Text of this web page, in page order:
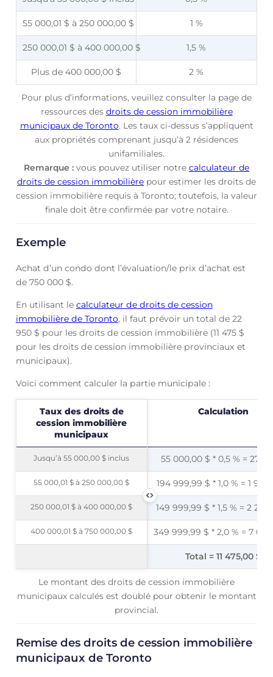
55 000,01 $ à 250 000,00 $ 1 %
250 000,01 $ à 400 000,00 $ 1,5 %
Plus de 400 000,00 $ 2 %
Pour plus d’informations, veuillez consulter la page de
ressources des droits de cession immobilière
municipaux de Toronto. Les taux ci-dessus s’appliquent
aux propriétés comprenant jusqu’à 2 résidences
unifamiliales.
Remarque : vous pouvez utiliser notre calculateur de
droits de cession immobilière pour estimer les droits de
cession immobilière requis à Toronto; toutefois, la valeur
finale doit être confirmée par votre notaire.
Exemple
Achat d’un condo dont l’évaluation/le prix d’achat est
de 750 000 $.
En utilisant le calculateur de droits de cession
immobilière de Toronto, il faut prévoir un total de 22
950 $ pour les droits de cession immobilière (11 475 $
pour les droits de cession immobilière provinciaux et
municipaux).
Voici comment calculer la partie municipale :
Taux des droits de
cession immobilière
municipaux
Calculation
Jusqu’à 55 000,00 $ inclus 55 000,00 $ * 0,5 % =
55 000,01 $ à 250 000,00 $ 194 999,99 $ * 1,0 % = 1
250 000,01 $ à 400 000,00 $ 149 999,99 $ * 1,5 % = 2
400 000,01 $ à 750 000,00 $ 349 999,99 $ * 2,0 % = 7
Total = 11 475,00 $
Taux des droits de
cession immobilière
municipaux
Jusqu’à 55 000,00 $ inclus
55 000,01 $ à 250 000,00 $
250 000,01 $ à 400 000,00 $
400 000,01 $ à 750 000,00 $
Le montant des droits de cession immobilière
municipaux calculés est doublé pour obtenir le montant
provincial.
Remise des droits de cession immobilière
municipaux de Toronto